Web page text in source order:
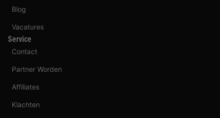
Blog
Vacatures
Service
Contact
Partner Worden
Affiliates
Klachten